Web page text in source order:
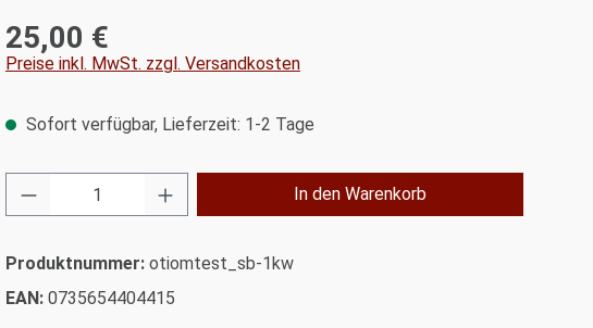
Regulärer Preis:
25,00 €
Preise inkl. MwSt. zzgl. Versandkosten
Sofort verfügbar, Lieferzeit: 1-2 Tage
Produkt Anzahl: Gib den gewünschten Wert ein
In den Warenkorb
Produktnummer: otiomtest_sb-1kw
EAN: 0735654404415